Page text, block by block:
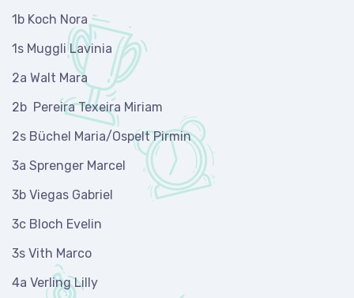
1b Koch Nora
1s Muggli Lavinia
2a Walt Mara
2b Pereira Texeira Miriam
2s Büchel Maria/Ospelt Pirmin
3a Sprenger Marcel
3b Viegas Gabriel
3c Bloch Evelin
3s Vith Marco
4a Verling Lilly